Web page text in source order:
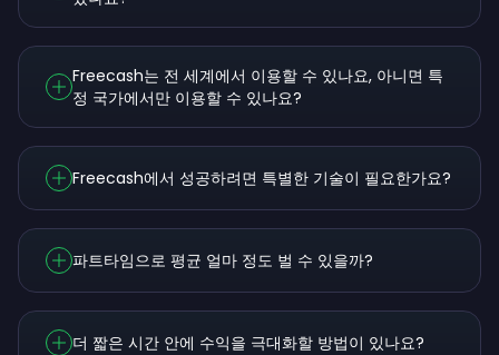
Freecash는 전 세계에서 이용할 수 있나요, 아니면 특
정 국가에서만 이용할 수 있나요?
Freecash에서 성공하려면 특별한 기술이 필요한가요?
파트타임으로 평균 얼마 정도 벌 수 있을까?
더 짧은 시간 안에 수익을 극대화할 방법이 있나요?